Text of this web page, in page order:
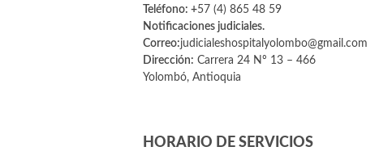
Teléfono: +57 (4) 865 48 59
Notificaciones judiciales.
Correo:judicialeshospitalyolombo@gmail.com
Dirección: Carrera 24 Nº 13 – 466
Yolombó, Antioquia
HORARIO DE SERVICIOS